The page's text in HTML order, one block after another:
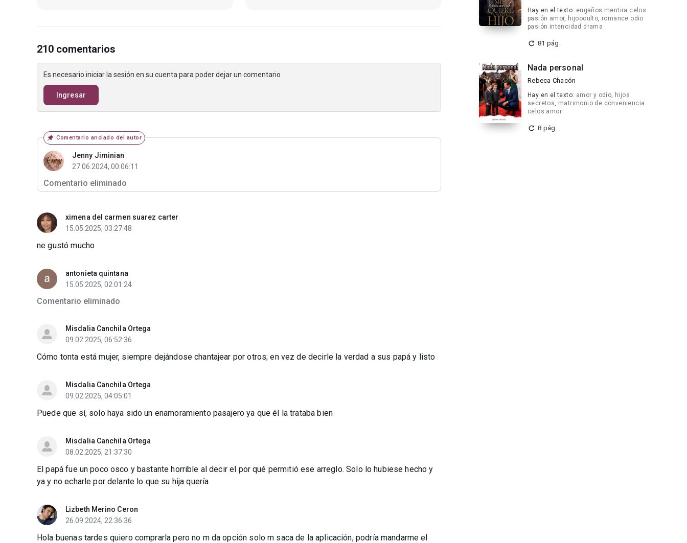
210 comentarios
Es necesario iniciar la sesión en su cuenta para poder dejar un comentario
Ingresar
Comentario anclado del autor
Jenny Jiminian
27.06.2024, 00:06:11
Comentario eliminado
ximena del carmen suarez carter
15.05.2025, 03:27:48
ne gustó mucho
antonieta quintana
15.05.2025, 02:01:24
Comentario eliminado
Misdalia Canchila Ortega
09.02.2025, 06:52:36
Cómo tonta está mujer, siempre dejándose chantajear por otros; en vez de decirle la verdad a sus papá y listo
Misdalia Canchila Ortega
09.02.2025, 04:05:01
Puede que sí, solo haya sido un enamoramiento pasajero ya que él la trataba bien
Misdalia Canchila Ortega
08.02.2025, 21:37:30
El papá fue un poco osco y bastante horrible al decir el por qué permitió ese arreglo. Solo lo hubiese hecho y
ya y no echarle por delante lo que su hija quería
Lizbeth Merino Ceron
26.09.2024, 22:36:36
Hola buenas tardes quiero comprarla pero no m da opción solo m saca de la aplicación, podría mandarme el
Hay en el texto: engaños mentira celos
pasión amor, hijooculto, romance odio
pasión intencidad drama
81 pág.
Nada personal
Rebeca Chacón
Hay en el texto: amor y odio, hijos
secretos, matrimonio de conveniencia
celos amor
8 pág.